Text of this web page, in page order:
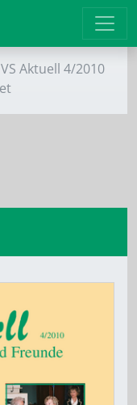
VS Aktuell 4/2010